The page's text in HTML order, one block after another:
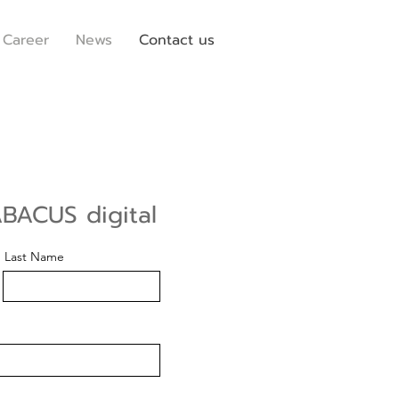
Career News Contact us
digital
Last Name